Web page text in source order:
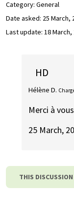
Category: General
Date asked: 25 March,
Last update: 18 March,
HD
Hélène D.
Merci à
25 March,
THIS